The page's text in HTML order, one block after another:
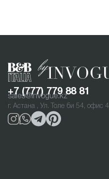
+7 (777) 779 88 81
sales@invogue.kz
г. Астана , Ул. Толе би 54, офис 4